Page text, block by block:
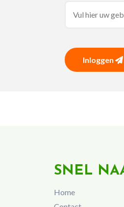
Inloggen
SNEL
Home